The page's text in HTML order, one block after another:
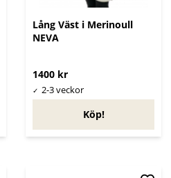
Lång Väst i Merinoull
NEVA
1400 kr
Köp!